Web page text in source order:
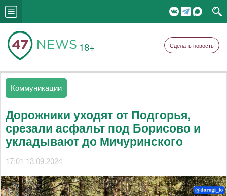
18+ Сделать новость
Коммуникации
Дорожники уходят от Подгорья,
срезали асфальт под Борисово и
укладывают до Мичуринского
17:01 13.09.2024